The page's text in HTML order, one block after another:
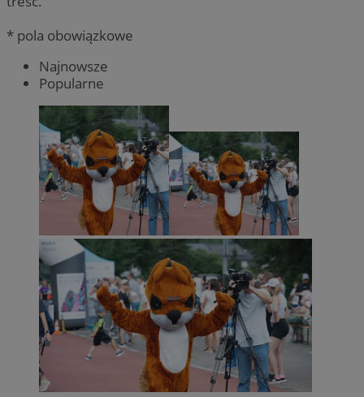
* pola obowiązkowe
Najnowsze
Popularne